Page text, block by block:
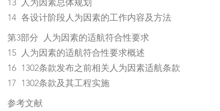
13 人为因素总体规划
14 各设计阶段人为因素的工作内容及方法
第3部分 人为因素的适航符合性要求
15 人为因素的适航符合性要求概述
16 1302条款发布之前相关人为因素适航条款
17 1302条款及其工程实施
参考文献